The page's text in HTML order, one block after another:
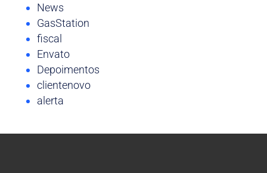
News
GasStation
fiscal
Envato
Depoimentos
clientenovo
alerta